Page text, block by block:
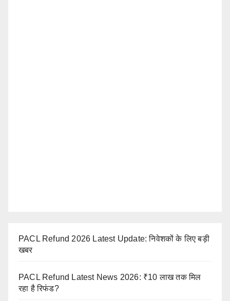
PACL Refund 2026 Latest Update: निवेशकों के लिए बड़ी
खबर
PACL Refund Latest News 2026: ₹10 लाख तक मिल
रहा है रिफंड?